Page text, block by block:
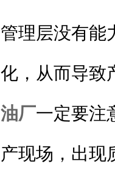
管理层没有能
化，从而导致
油厂一定要注
产现场，出现